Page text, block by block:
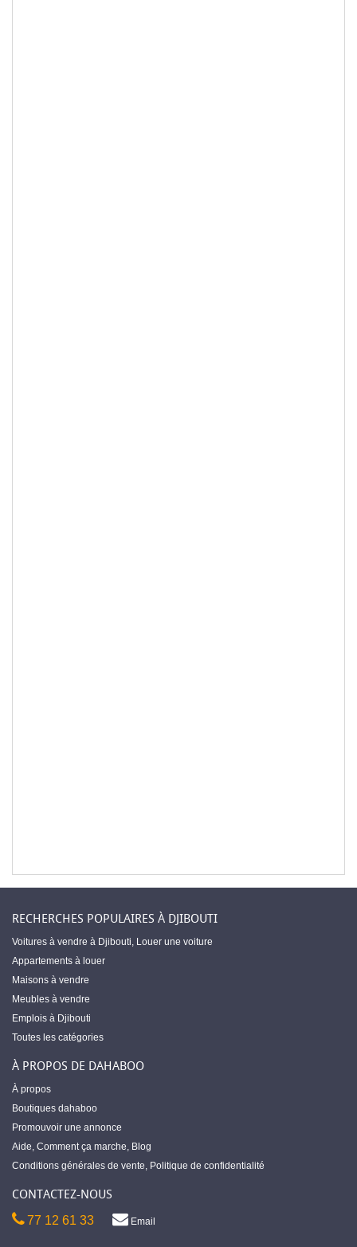
RECHERCHES POPULAIRES À DJIBOUTI
Voitures à vendre à Djibouti, Louer une voiture
Appartements à louer
Maisons à vendre
Meubles à vendre
Emplois à Djibouti
Toutes les catégories
À PROPOS DE DAHABOO
À propos
Boutiques dahaboo
Promouvoir une annonce
Aide, Comment ça marche, Blog
Conditions générales de vente, Politique de confidentialité
CONTACTEZ-NOUS
77 12 61 33 Email